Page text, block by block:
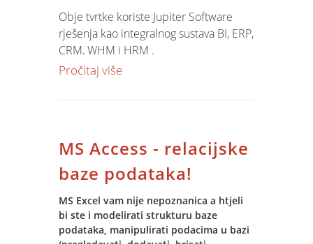
Obje tvrtke koriste Jupiter Software
rješenja kao integralnog sustava BI, ERP,
CRM, WHM i HRM .
Obzirom na djelatnosti naglasak je
povrća, prerade i skladištenja žitarica,
stočarske proizvodnje, mlinarstva,
silosnog poslovanja, sjemenarstva,
kooperacije i vinarstva.
Pročitaj više
MS Access - relacijske
baze podataka!
MS Excel vam nije nepoznanica a htjeli
bi ste i modelirati strukturu baze
podataka, manipulirati podacima u bazi